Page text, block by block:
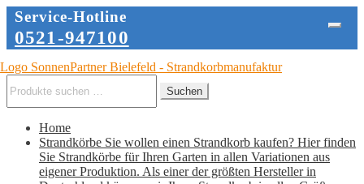
Service-Hotline
0521-947100
Zur
springen
Zum
springen
nach:
Suchen
Home
Strandkörbe Sie wollen einen Strandkorb kaufen? Hier finden
Sie Strandkörbe für Ihren Garten in allen Variationen aus
eigener Produktion. Als einer der größten Hersteller in